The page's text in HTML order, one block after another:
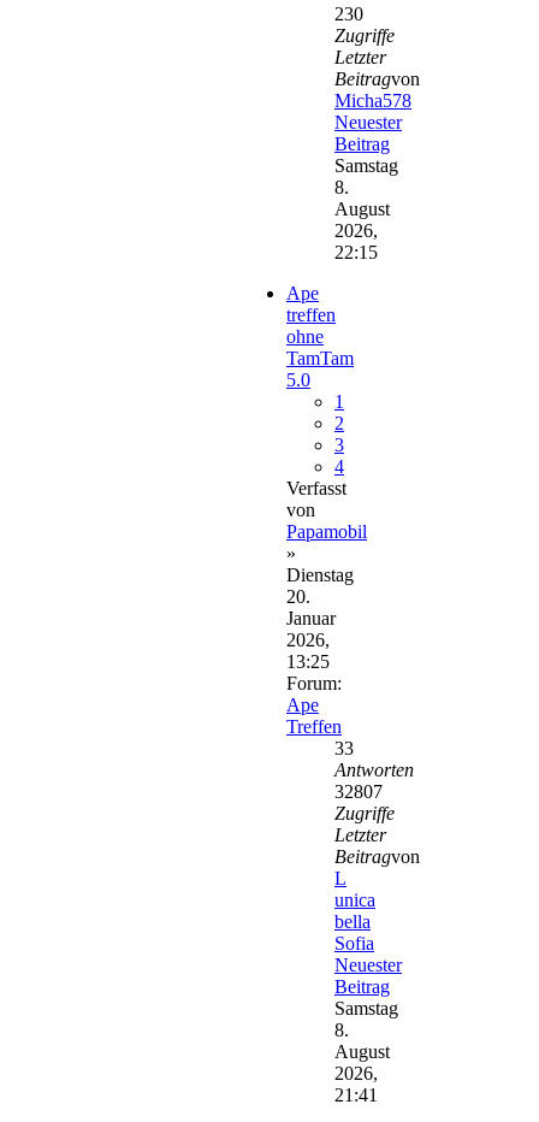
230
Zugriffe
Letzter
Beitragvon
Micha578
Neuester
Beitrag
Samstag
8.
August
2026,
22:15
Ape
treffen
ohne
TamTam
5.0
1
2
3
4
Verfasst
von
Papamobil
»
Dienstag
20.
Januar
2026,
13:25
Forum:
Ape
Treffen
33
Antworten
32807
Zugriffe
Letzter
Beitragvon
L
unica
bella
Sofia
Neuester
Beitrag
Samstag
8.
August
2026,
21:41